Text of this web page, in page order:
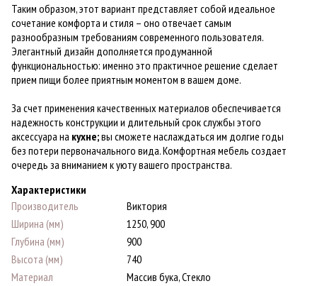
Таким образом, этот вариант представляет собой идеальное
сочетание комфорта и стиля – оно отвечает самым
разнообразным требованиям современного пользователя.
Элегантный дизайн дополняется продуманной
функциональностью: именно это практичное решение сделает
прием пищи более приятным моментом в вашем доме.
За счет применения качественных материалов обеспечивается
надежность конструкции и длительный срок службы этого
аксессуара на кухне;вы сможете наслаждаться им долгие годы
без потери первоначального вида. Комфортная мебель создает
очередь за вниманием к уюту вашего пространства.
Характеристики
Производитель
Виктория
Ширина (мм)
1250, 900
Глубина (мм)
900
Высота (мм)
740
Материал
Массив бука, Стекло